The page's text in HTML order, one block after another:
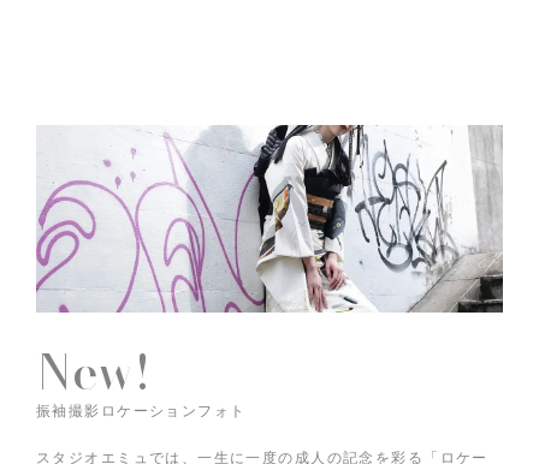
New!
振袖撮影ロケーションフォト
スタジオエミュでは、一生に一度の成人の記念を彩る「ロケー